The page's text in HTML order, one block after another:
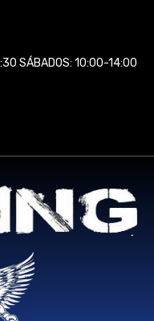
SÁBADOS: 10:00-14:00